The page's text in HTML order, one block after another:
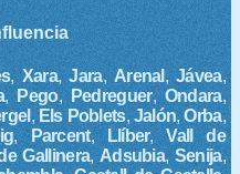
, Xara,Jara, Arenal ,Jávea,
, Pego, Pedreguer, Ondara,
, Els Poblets, Jalón,Orba,
, Parcent, Llíber,Vall de
Gallinera, Adsubia, Senija,